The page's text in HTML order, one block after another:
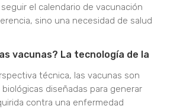
el calendario de vacunación
sino una necesidad de salud
vacunas? La tecnología de la
técnica, las vacunas son
diseñadas para generar
contra una enfermedad